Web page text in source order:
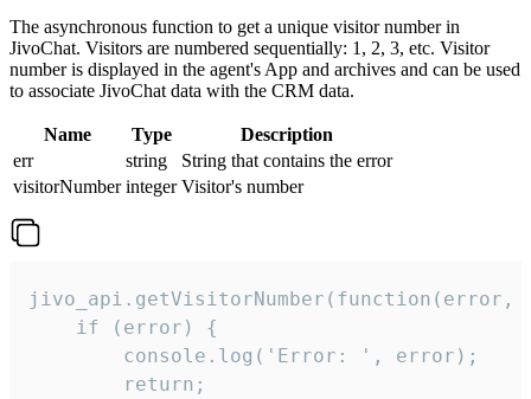
The asynchronous function to get a unique visitor number in
JivoChat. Visitors are numbered sequentially: 1, 2, 3, etc. Visitor
number is displayed in the agent's App and archives and can be used
to associate JivoChat data with the CRM data.
Name Type
Description
err
string
String that contains the error
visitorNumber integer Visitor's number
jivo_api.getVisitorNumber(function(error,
    if (error) {
        console.log('Error: ', error);
        return;